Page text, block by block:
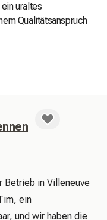
uraltes
Qualitätsanspruch
Betrieb in Villeneuve
ein
und wir haben die